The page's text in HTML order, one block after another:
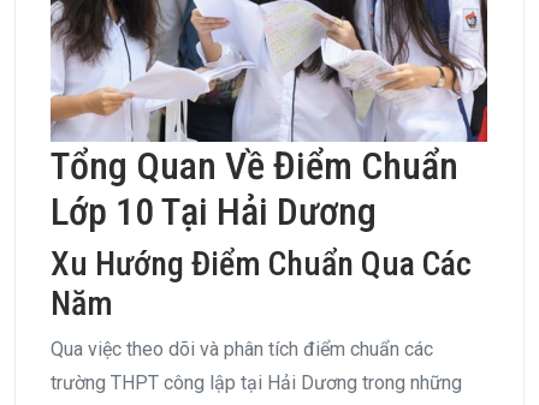
Tổng Quan Về Điểm Chuẩn
Lớp 10 Tại Hải Dương
Xu Hướng Điểm Chuẩn Qua Các
Năm
Qua việc theo dõi và phân tích điểm chuẩn các
trường THPT công lập tại Hải Dương trong những